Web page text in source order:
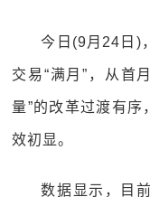
今日(9月24日)
交易“满月”，从首
量”的改革过渡有
效初显。
数据显示，目